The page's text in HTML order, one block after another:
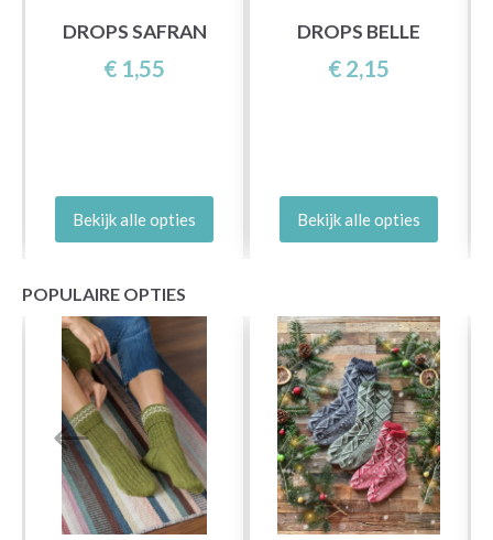
DROPS SAFRAN
€ 1,55
Bekijk alle opties
DROPS BELLE
€ 2,15
Bekijk alle opties
POPULAIRE OPTIES